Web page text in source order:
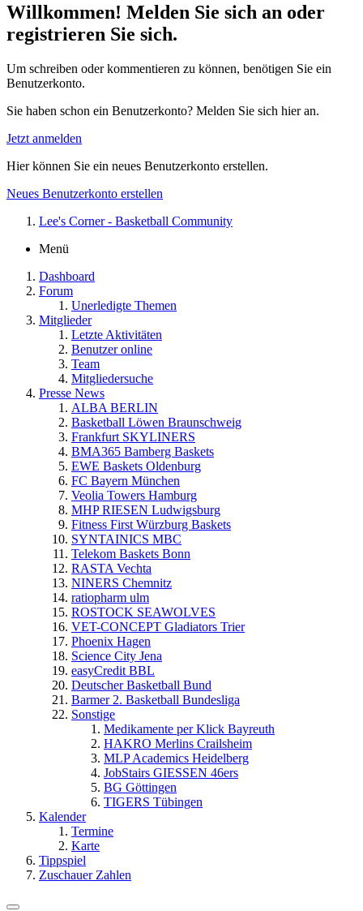
Willkommen! Melden Sie sich an oder
registrieren Sie sich.
Um schreiben oder kommentieren zu können, benötigen Sie ein
Benutzerkonto.
Sie haben schon ein Benutzerkonto? Melden Sie sich hier an.
Jetzt anmelden
Hier können Sie ein neues Benutzerkonto erstellen.
Neues Benutzerkonto erstellen
Lee's Corner - Basketball Community
Menü
Dashboard
Forum
Unerledigte Themen
Mitglieder
Letzte Aktivitäten
Benutzer online
Team
Mitgliedersuche
Presse News
ALBA BERLIN
Basketball Löwen Braunschweig
Frankfurt SKYLINERS
BMA365 Bamberg Baskets
EWE Baskets Oldenburg
FC Bayern München
Veolia Towers Hamburg
MHP RIESEN Ludwigsburg
Fitness First Würzburg Baskets
SYNTAINICS MBC
Telekom Baskets Bonn
RASTA Vechta
NINERS Chemnitz
ratiopharm ulm
ROSTOCK SEAWOLVES
VET-CONCEPT Gladiators Trier
Phoenix Hagen
Science City Jena
easyCredit BBL
Deutscher Basketball Bund
Barmer 2. Basketball Bundesliga
Sonstige
Medikamente per Klick Bayreuth
HAKRO Merlins Crailsheim
MLP Academics Heidelberg
JobStairs GIESSEN 46ers
BG Göttingen
TIGERS Tübingen
Kalender
Termine
Karte
Tippspiel
Zuschauer Zahlen